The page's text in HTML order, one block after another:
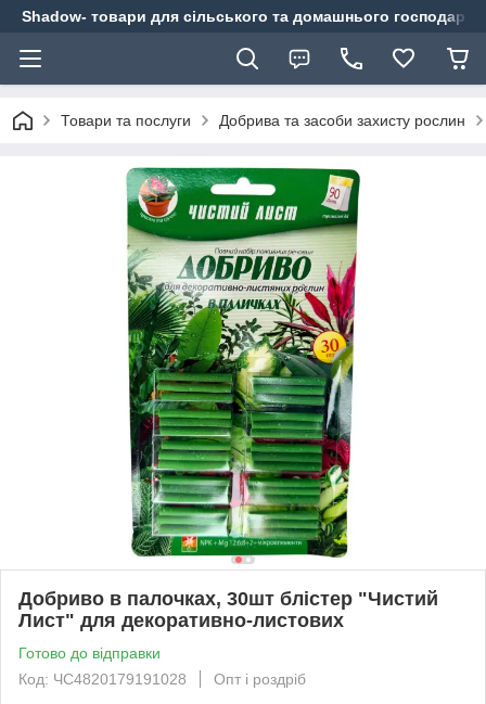
Shadow- товари для сільського та домашнього
Товари та послуги Добрива та засоби захисту рослин
Добриво в палочках, 30шт блістер "Чистий
Лист" для декоративно-листових
Готово до відправки
Код: ЧС4820179191028
Опт і роздріб